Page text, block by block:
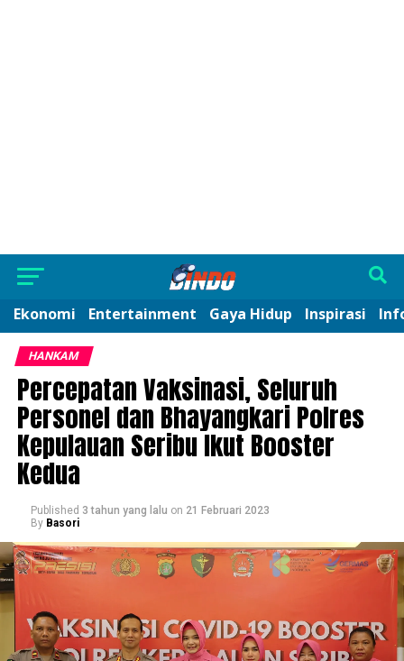
Ekonomi Entertainment Gaya Hidup Inspirasi
HANKAM
Percepatan Vaksinasi, Seluruh
Personel dan Bhayangkari Polres
Kepulauan Seribu Ikut Booster
Kedua
Published 3 tahun yang lalu on 21 Februari 2023
By Basori